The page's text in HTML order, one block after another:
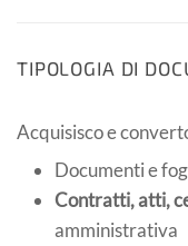
TIPOLOGIA DI
Acquisisco e
Documenti e
Contratti, atti,
amministrativa